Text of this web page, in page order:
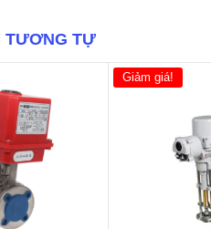
TƯƠNG TỰ
Giảm giá!